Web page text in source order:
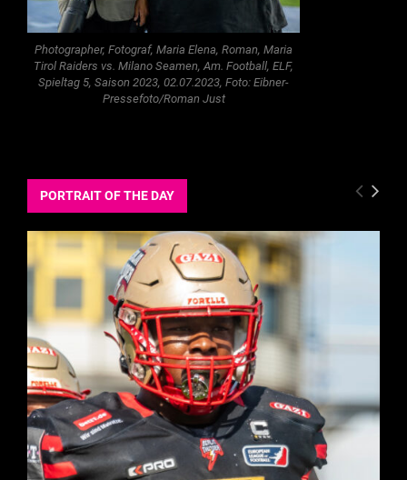
Photographer, Fotograf, Maria Elena, Roman, Maria
Tirol Raiders vs. Milano Seamen, Am. Football, ELF,
Spieltag 5, Saison 2023, 02.07.2023, Foto: Eibner-
Pressefoto/Roman Just
PORTRAIT OF THE DAY